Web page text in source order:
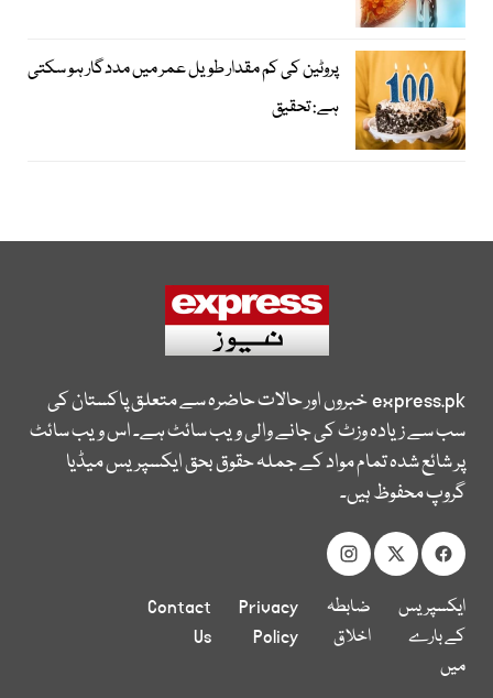
پروٹین کی کم مقدار طویل عمر میں مددگار ہو سکتی
ہے: تحقیق
express.pkخبروں اور حالات حاضرہ سے متعلق پاکستان کی
سب سے زیادہ وزٹ کی جانے والی ویب سائٹ ہے۔ اس ویب سائٹ
پر شائع شدہ تمام مواد کے جملہ حقوق بحق ایکسپریس میڈیا
گروپ محفوظ ہیں۔
ایکسپریس
کے بارے
میں
ضابطہ
اخلاق
Privacy
Policy
Contact
Us